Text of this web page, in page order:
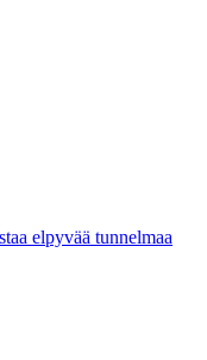
elpyvää tunnelmaa